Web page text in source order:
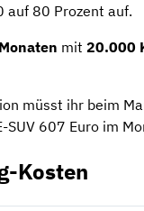
auf 80 Prozent auf.
mit 20.000
müsst ihr beim
SUV 607 Euro im
Kosten